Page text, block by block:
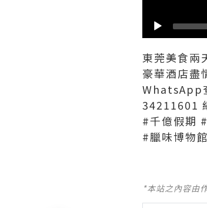
東莞美食兩
豪華酒店盡
WhatsApp
34211601
#千億假期
#臘味博物
*本站之內容由